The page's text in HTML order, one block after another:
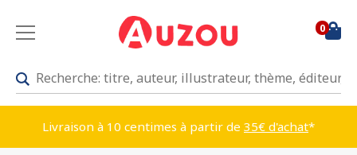
0
Livraison à 10 centimes à partir de 35€ d'achat*